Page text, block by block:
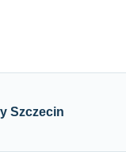
Szczecin